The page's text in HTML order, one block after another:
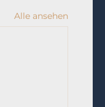
Alle ansehen